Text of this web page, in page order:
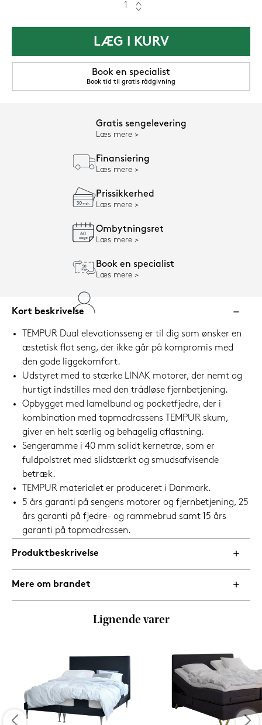
LÆG I KURV
Book en specialist
Book tid til gratis rådgivning
Gratis sengelevering
Læs mere
Finansiering
Læs mere
Prissikkerhed
Læs mere
Ombytningsret
Læs mere
Book en specialist
Læs mere
Kort beskrivelse
TEMPUR Dual elevationsseng er til dig som ønsker en
æstetisk flot seng, der ikke går på kompromis med
den gode liggekomfort.
Udstyret med to stærke LINAK motorer, der nemt og
hurtigt indstilles med den trådløse fjernbetjening.
Opbygget med lamelbund og pocketfjedre, der i
kombination med topmadrassens TEMPUR skum,
giver en helt særlig og behagelig aflastning.
Sengeramme i 40 mm solidt kernetræ, som er
fuldpolstret med slidstærkt og smudsafvisende
betræk.
TEMPUR materialet er produceret i Danmark.
5 års garanti på sengens motorer og fjernbetjening, 25
års garanti på fjedre- og rammebrud samt 15 års
garanti på topmadrassen.
Produktbeskrivelse
Mere om brandet
Lignende varer